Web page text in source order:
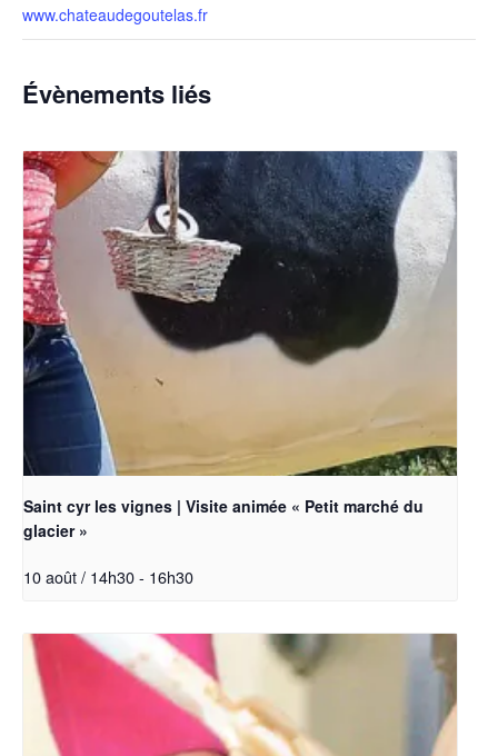
www.chateaudegoutelas.fr
Évènements liés
Saint cyr les vignes | Visite animée « Petit marché du
glacier »
10 août / 14h30- 16h30